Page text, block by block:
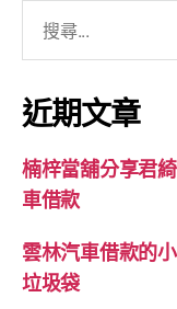
關
鍵
字:
近期文章
楠梓當舖分享君
車借款
雲林汽車借款的
垃圾袋